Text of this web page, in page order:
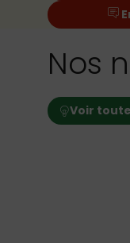
Nos
Voir